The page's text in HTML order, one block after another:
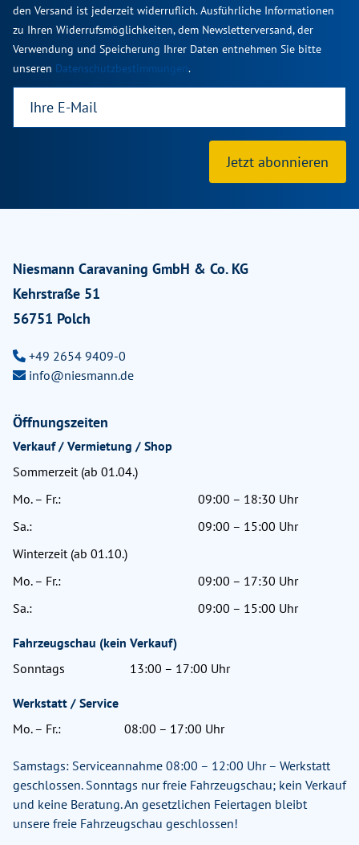
den Versand ist jederzeit widerruflich. Ausführliche Informationen
zu Ihren Widerrufsmöglichkeiten, dem Newsletterversand, der
Verwendung und Speicherung Ihrer Daten entnehmen Sie bitte
unseren Datenschutzbestimmungen.
Jetzt abonnieren
Niesmann Caravaning GmbH & Co. KG
Kehrstraße 51
56751 Polch
+49 2654 9409-0
info@niesmann.de
Öffnungszeiten
Verkauf / Vermietung / Shop
Sommerzeit (ab 01.04.)
Mo. – Fr.:
09:00 – 18:30 Uhr
Sa.:
09:00 – 15:00 Uhr
Winterzeit (ab 01.10.)
Mo. – Fr.:
09:00 – 17:30 Uhr
Sa.:
09:00 – 15:00 Uhr
Fahrzeugschau (kein Verkauf)
Sonntags
13:00 – 17:00 Uhr
Werkstatt / Service
Mo. – Fr.:
08:00 – 17:00 Uhr
Samstags: Serviceannahme 08:00 – 12:00 Uhr – Werkstatt
geschlossen. Sonntags nur freie Fahrzeugschau; kein Verkauf
und keine Beratung. An gesetzlichen Feiertagen bleibt
unsere freie Fahrzeugschau geschlossen!